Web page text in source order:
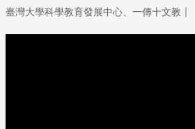
臺灣大學科學教育發展中心、一傳十文教 ｜